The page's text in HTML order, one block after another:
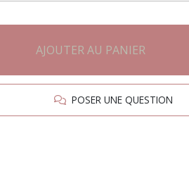
AJOUTER AU PANIER
POSER UNE QUESTION